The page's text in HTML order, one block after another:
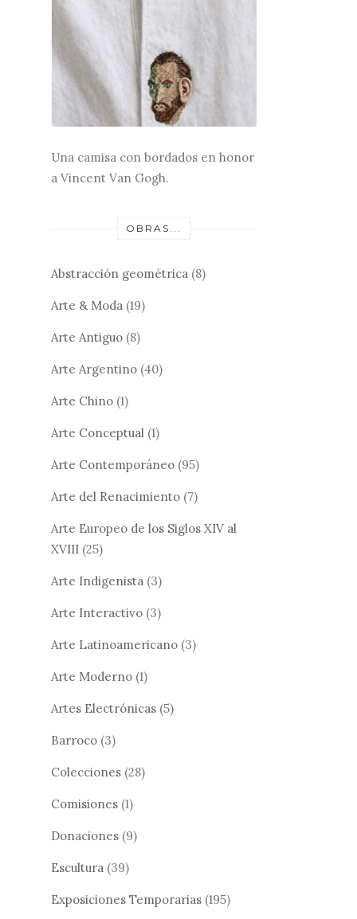
Una camisa con bordados en honor
a Vincent Van Gogh.
OBRAS...
Abstracción geométrica (8)
Arte & Moda (19)
Arte Antiguo (8)
Arte Argentino (40)
Arte Chino (1)
Arte Conceptual (1)
Arte Contemporáneo (95)
Arte del Renacimiento (7)
Arte Europeo de los Siglos XIV al
XVIII (25)
Arte Indigenista (3)
Arte Interactivo (3)
Arte Latinoamericano (3)
Arte Moderno (1)
Artes Electrónicas (5)
Barroco (3)
Colecciones (28)
Comisiones (1)
Donaciones (9)
Escultura (39)
Exposiciones Temporarias (195)